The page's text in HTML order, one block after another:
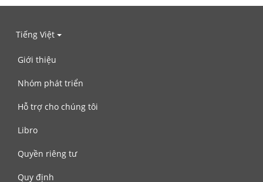
Tiếng Việt
Giới thiệu
Nhóm phát triển
Hỗ trợ cho chúng tôi
Libro
Quyền riêng tư
Quy định